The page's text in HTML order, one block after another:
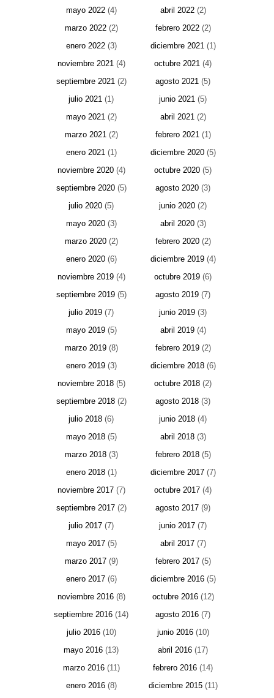
mayo 2022(4) abril 2022(2)
marzo 2022(2) febrero 2022(2)
enero 2022(3) diciembre 2021(1)
noviembre 2021(4) octubre 2021 (4)
septiembre 2021(2) agosto 2021 (5)
julio 2021 (1) junio 2021 (5)
mayo 2021(2) abril 2021(2)
marzo 2021(2) febrero 2021(1)
enero 2021(1) diciembre 2020(5)
noviembre 2020(4) octubre 2020 (5)
septiembre 2020(5) agosto 2020 (3)
julio 2020 (5) junio 2020 (2)
mayo 2020(3) abril 2020(3)
marzo 2020(2) febrero 2020(2)
enero 2020(6) diciembre 2019(4)
noviembre 2019(4) octubre 2019 (6)
septiembre 2019(5) agosto 2019 (7)
julio 2019 (7) junio 2019 (3)
mayo 2019(5) abril 2019(4)
marzo 2019(8) febrero 2019(2)
enero 2019(3) diciembre 2018(6)
noviembre 2018(5) octubre 2018 (2)
septiembre 2018(2) agosto 2018 (3)
julio 2018 (6) junio 2018 (4)
mayo 2018(5) abril 2018(3)
marzo 2018(3) febrero 2018(5)
enero 2018(1) diciembre 2017(7)
noviembre 2017(7) octubre 2017 (4)
septiembre 2017(2) agosto 2017 (9)
julio 2017 (7) junio 2017 (7)
mayo 2017(5) abril 2017(7)
marzo 2017(9) febrero 2017(5)
enero 2017(6) diciembre 2016(5)
noviembre 2016(8) octubre 2016(12)
septiembre 2016 (14) agosto 2016 (7)
julio 2016(10) junio 2016(10)
mayo 2016 (13) abril 2016 (17)
marzo 2016(11) febrero 2016 (14)
enero 2016(8) diciembre 2015(11)